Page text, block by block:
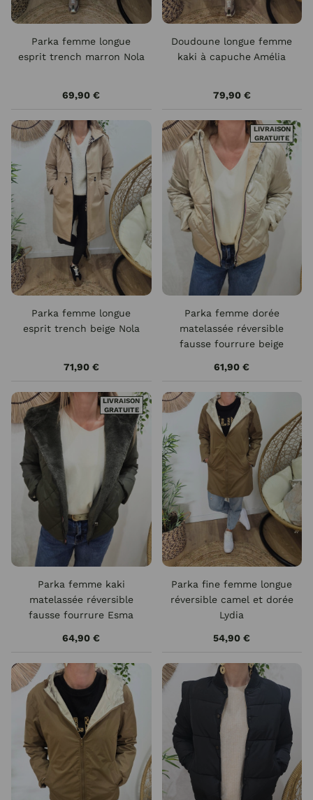
Parka femme longue
esprit trench marron Nola
69,90 €
Doudoune longue femme
kaki à capuche Amélia
79,90 €
Parka femme longue
esprit trench beige Nola
71,90 €
LIVRAISON
GRATUITE
Parka femme dorée
matelassée réversible
fausse fourrure beige
61,90 €
LIVRAISON
GRATUITE
Parka femme kaki
matelassée réversible
fausse fourrure Esma
64,90 €
Parka fine femme longue
réversible camel et dorée
Lydia
54,90 €